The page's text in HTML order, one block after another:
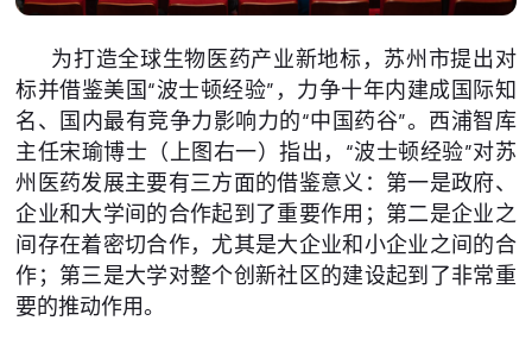
为打造全球生物医药产业新地标，苏州市提出对
标并借鉴美国“波士顿经验”，力争十年内建成国际知
名、国内最有竞争力影响力的“中国药谷”。西浦智库
主任宋瑜博士（上图右一）指出，“波士顿经验”对苏
州医药发展主要有三方面的借鉴意义：第一是政府、
企业和大学间的合作起到了重要作用；第二是企业之
间存在着密切合作，尤其是大企业和小企业之间的合
作；第三是大学对整个创新社区的建设起到了非常重
要的推动作用。